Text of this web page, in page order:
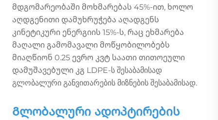
მდგომარეობაში მოხმარებას 45%-ით, ხოლო
აღდგენითი დამუხრუჭება აღადგენს
კინეტიკური ენერგიის 15%-ს, რაც ეხმარება
მაღალი გამომავალი მოწყობილობებს
მიაღწიონ 0.25 ევრო კვტ საათი თითოეული
დამუშავებული კგ LDPE-ს შესაბამისად
გლობალური განვითარების მიზნების შესაბამისად.
Გლობალური ადოპტირების